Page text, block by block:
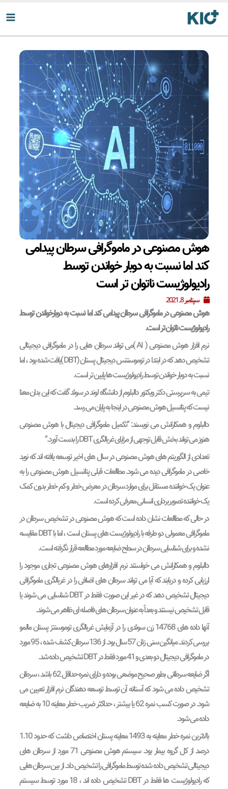
محتوا
هوش مصنوعی در ماموگرافی سرطان پیدامی
کند اما نسبت به دوبار خواندن توسط
رادیولوژیست ناتوان تر است
سپتامبر 8, 2021
هوش مصنوعی در ماموگرافی سرطان پیدامی کند اما نسبت به دوبارخواندن توسط
رادیولوژیست ناتوان تر است.
نرم افزار هوش مصنوعی ( AI )می تواند سرطان هایی را در ماموگرافی دیجیتالی
تشخیص دهد که در ابتدا در توموسنتس دیجیتال پستان (DBT )یافت شده بود ، اما
نسبت به دوبار خواندن توسط رادیولوژیست ها پایین تر است.
تیمی به سرپرستی دکتر ویکتور دالبلوم از دانشگاه لوند در سوئد گفت که این بدان معنا
نیست که پتانسیل هوش مصنوعی در اینجا به پایان می رسد.
دالبلوم و همکارانش می نویسند: “تکمیل ماموگرافی دیجیتال با هوش مصنوعی
هنوز می تواند بخش قابل توجهی از مزایای غربالگری DBT را بدست آورد.”
تعدادی از الگوریتم های هوش مصنوعی در سال های اخیر توسعه یافته اند که نوید
خاصی در ماموگرافی دیده می شود. مطالعات قبلی پتانسیل هوش مصنوعی را به
عنوان یک خواننده مستقل برای موارد سرطان در معرض خطر و کم خطر بدون کمک
یک خواننده تصویربرداری انسانی معرفی کرده است.
در حالی که مطالعات نشان داده است که هوش مصنوعی در تشخیص سرطان در
ماموگرافی معمولی دو طرفه با رادیولوژیست های پستان است ، اما با DBT مقایسه
نشده و برای شناسایی سرطان در سطح ضایعه مورد مطالعه قرار نگرفته است.
دالبلوم و همکارانش می خواستند نرم افزارهای هوش مصنوعی تجاری موجود را
ارزیابی کرده و دریابند که آیا می تواند سرطان های اضافی را در غربالگری ماموگرافی
دیجیتال تشخیص دهد که در غیر این صورت فقط در DBT شناسایی می شوند یا
قابل تشخیص نیستند و بعداً به عنوان سرطان های فاصله ای ظاهر می شوند.
آنها داده های 14768 زن سوئدی را در آزمایش غربالگری توموسنتز پستان مالمو
بررسی کردند. میانگین سنی زنان 57 سال بود. از 136 سرطان کشف شده ، 95 مورد
در ماموگرافی دیجیتال دو بعدی و 41 مورد فقط در DBT تشخیص داده شد.
اگر ضایعه سرطانی بطور صحیح موضعی بوده و دارای نمره حداقل 62 باشد ، سرطان
تشخیص داده می شود که آستانه آن توسط توسعه دهندگان نرم افزار تعیین می
شود. در صورت کسب نمره 62 یا بیشتر ، حداکثر ضریب خطر معاینه 10 به ضایعه
داده می شود.
بالاترین نمره خطر معاینه به 1493 معاینه پستان اختصاص داشت که حدود 1.10
درصد از کل گروه بیمار بود. سیستم هوش مصنوعی 71 مورد از سرطان های
دیجیتالی تشخیص داده شده توسط ماموگرافی را تشخیص داد. از بین سرطان هایی
که رادیولوژیست ها فقط در DBT تشخیص داده اند ، 18 مورد توسط سیستم